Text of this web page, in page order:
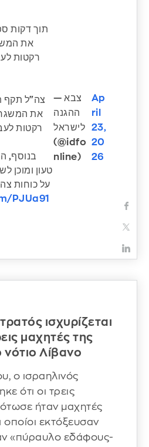
תוך דקות
את
רקטות
צה"ל תקף
את המשגר
רקטות
בנוסף,
טעון ומוכן
על כוחות
PJUa91
— צבא
ההגנה
לישראל
(@idfo
nline)
Ap
ril
23,
20
26
ισχυρίζεται
μαχητές της
Λίβανο
ο ισραηλινός
ότι οι τρεις
ήταν μαχητές
εκτόξευσαν
«πύραυλο εδάφους-